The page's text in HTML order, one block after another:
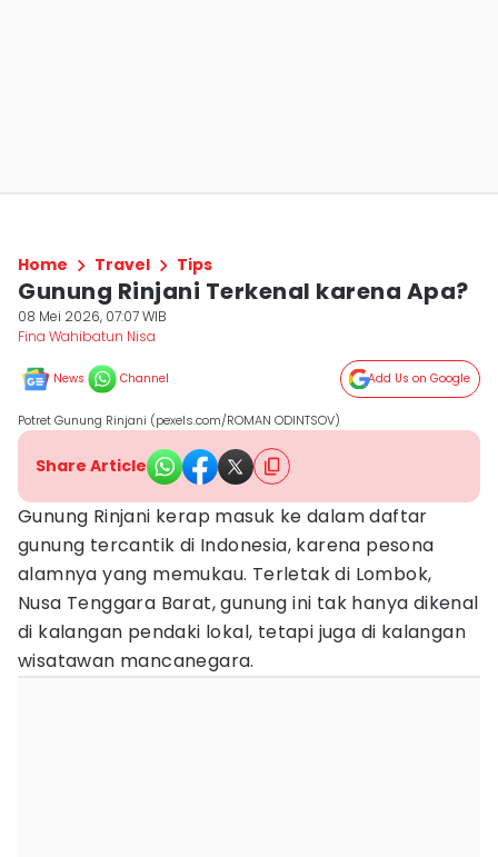
Home Travel Tips
Gunung Rinjani Terkenal karena Apa?
08 Mei 2026, 07:07 WIB
Fina Wahibatun Nisa
News Channel Add Us on Google
Potret Gunung Rinjani (pexels.com/ROMAN ODINTSOV)
Share Article
Gunung Rinjani kerap masuk ke dalam daftar
gunung tercantik di Indonesia, karena pesona
alamnya yang memukau. Terletak di Lombok,
Nusa Tenggara Barat, gunung ini tak hanya dikenal
di kalangan pendaki lokal, tetapi juga di kalangan
wisatawan mancanegara.